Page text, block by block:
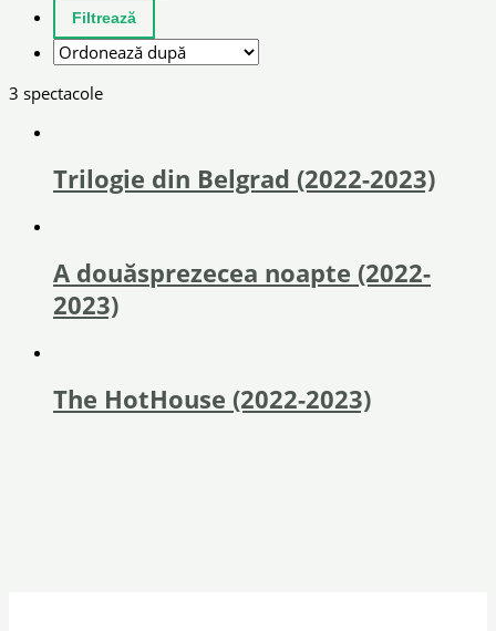
3 spectacole
Trilogie din Belgrad (2022-2023)
A douăsprezecea noapte (2022-
2023)
The HotHouse (2022-2023)